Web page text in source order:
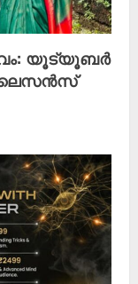
യൂട്യൂബർ